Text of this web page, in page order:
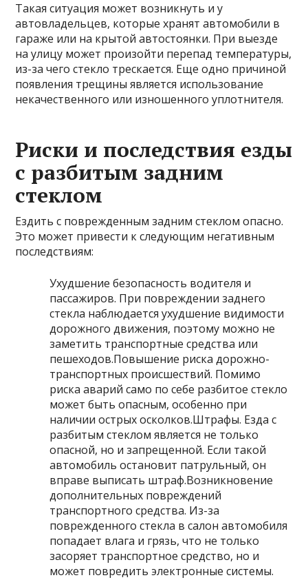
Такая ситуация может возникнуть и у
автовладельцев, которые хранят автомобили в
гараже или на крытой автостоянки. При выезде
на улицу может произойти перепад температуры,
из-за чего стекло трескается. Еще одно причиной
появления трещины является использование
некачественного или изношенного уплотнителя.
Риски и последствия езды
с разбитым задним
стеклом
Ездить с поврежденным задним стеклом опасно.
Это может привести к следующим негативным
последствиям:
Ухудшение безопасность водителя и
пассажиров. При повреждении заднего
стекла наблюдается ухудшение видимости
дорожного движения, поэтому можно не
заметить транспортные средства или
пешеходов.Повышение риска дорожно-
транспортных происшествий. Помимо
риска аварий само по себе разбитое стекло
может быть опасным, особенно при
наличии острых осколков.Штрафы. Езда с
разбитым стеклом является не только
опасной, но и запрещенной. Если такой
автомобиль остановит патрульный, он
вправе выписать штраф.Возникновение
дополнительных повреждений
транспортного средства. Из-за
поврежденного стекла в салон автомобиля
попадает влага и грязь, что не только
засоряет транспортное средство, но и
может повредить электронные системы.